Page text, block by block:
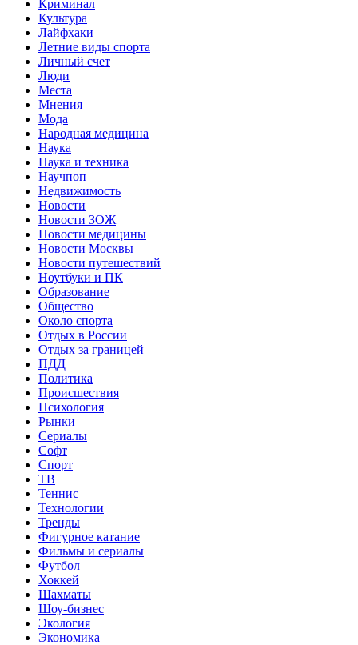
Криминал
Культура
Лайфхаки
Летние виды спорта
Личный счет
Люди
Места
Мнения
Мода
Народная медицина
Наука
Наука и техника
Научпоп
Недвижимость
Новости
Новости ЗОЖ
Новости медицины
Новости Москвы
Новости путешествий
Ноутбуки и ПК
Образование
Общество
Около спорта
Отдых в России
Отдых за границей
ПДД
Политика
Происшествия
Психология
Рынки
Сериалы
Софт
Спорт
ТВ
Теннис
Технологии
Тренды
Фигурное катание
Фильмы и сериалы
Футбол
Хоккей
Шахматы
Шоу-бизнес
Экология
Экономика